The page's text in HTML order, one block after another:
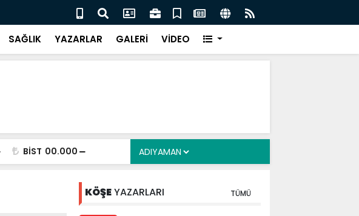
Erdoğan'dan 'Millî Dayanışma ve Toplumsal Bütünleşme' teklifine
destek
SAĞLIK YAZARLAR GALERİ VİDEO
BİST 00.000
KÖŞEYAZARLARI TÜMÜ